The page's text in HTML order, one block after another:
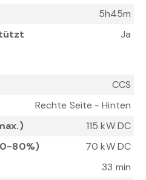
5h45m
Ja
CCS
Rechte Seite - Hinten
115 kW DC
80%)
70 kW DC
33 min